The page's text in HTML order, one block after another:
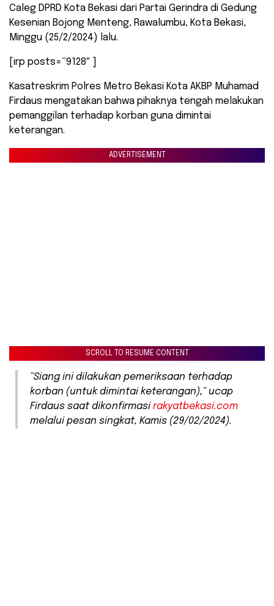
Caleg DPRD Kota Bekasi dari Partai Gerindra di Gedung
Kesenian Bojong Menteng, Rawalumbu, Kota Bekasi,
Minggu (25/2/2024) lalu.
[irp posts=”9128″ ]
Kasatreskrim Polres Metro Bekasi Kota AKBP Muhamad
Firdaus mengatakan bahwa pihaknya tengah melakukan
pemanggilan terhadap korban guna dimintai
keterangan.
ADVERTISEMENT
SCROLL TO RESUME CONTENT
“Siang ini dilakukan pemeriksaan terhadap
korban (untuk dimintai keterangan),” ucap
Firdaus saat dikonfirmasi rakyatbekasi.com
melalui pesan singkat, Kamis (29/02/2024).